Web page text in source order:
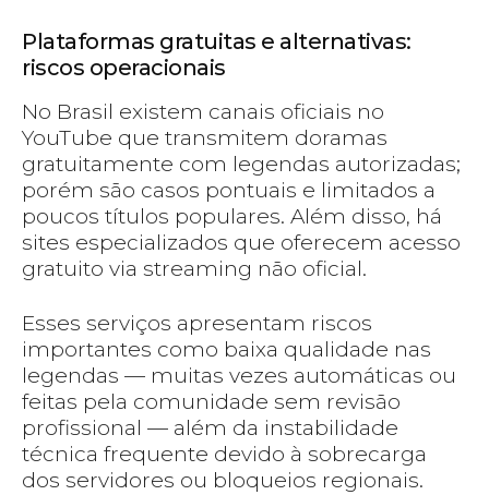
Plataformas gratuitas e alternativas:
riscos operacionais
No Brasil existem canais oficiais no
YouTube que transmitem doramas
gratuitamente com legendas autorizadas;
porém são casos pontuais e limitados a
poucos títulos populares. Além disso, há
sites especializados que oferecem acesso
gratuito via streaming não oficial.
Esses serviços apresentam riscos
importantes como baixa qualidade nas
legendas — muitas vezes automáticas ou
feitas pela comunidade sem revisão
profissional — além da instabilidade
técnica frequente devido à sobrecarga
dos servidores ou bloqueios regionais.